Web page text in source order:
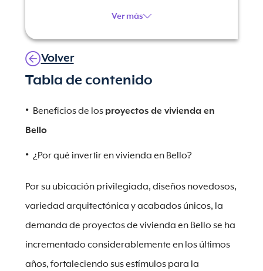
Ver más
Volver
Tabla de contenido
Beneficios de los proyectos de vivienda en
Bello
¿Por qué invertir en vivienda en Bello?
Por su ubicación privilegiada, diseños novedosos,
variedad arquitectónica y acabados únicos, la
demanda de proyectos de vivienda en Bello se ha
incrementado considerablemente en los últimos
años, fortaleciendo sus estímulos para la